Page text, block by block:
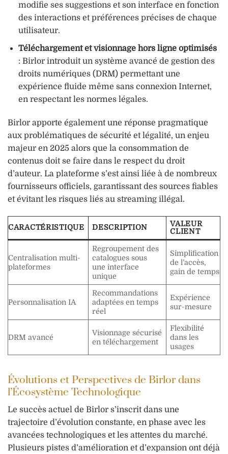
modifie ses suggestions et son interface en fonction
des interactions et préférences précises de chaque
utilisateur.
Téléchargement et visionnage hors ligne optimisés
: Birlor introduit un système avancé de gestion des
droits numériques (DRM) permettant une
expérience fluide même sans connexion Internet,
en respectant les normes légales.
Birlor apporte également une réponse pragmatique
aux problématiques de sécurité et légalité, un enjeu
majeur en 2025 alors que la consommation de
contenus doit se faire dans le respect du droit
d’auteur. La plateforme s’est ainsi liée à de nombreux
fournisseurs officiels, garantissant des sources fiables
et évitant les risques liés au streaming illégal.
CARACTÉRISTIQUE DESCRIPTION
VALEUR
CLIENT
Centralisation multi-
plateformes
Regroupement des
catalogues sous
une interface
unique
Simplification
de l’accès,
gain de temps
Personnalisation IA
Recommandations
adaptées en temps
réel
Expérience
sur-mesure
DRM avancé
Visionnage sécurisé
en téléchargement
Flexibilité
dans les
usages
Évolutions et Perspectives de Birlor dans
l’Écosystème Technologique
Le succès actuel de Birlor s’inscrit dans une
trajectoire d’évolution constante, en phase avec les
avancées technologiques et les attentes du marché.
Plusieurs pistes d’amélioration et d’expansion ont déjà